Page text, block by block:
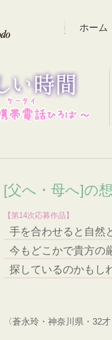
ホーム
[父へ・母へ]
【第14次応募作品】
手を合わせると自然
今もどこかで貴方の
探しているのかもし
〈蒼永玲・神奈川県・32